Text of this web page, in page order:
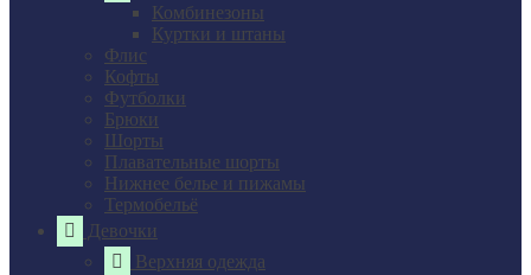
Комбинезоны
Куртки и штаны
Флис
Кофты
Футболки
Брюки
Шорты
Плавательные шорты
Нижнее белье и пижамы
Термобельё
Девочки
Верхняя одежда